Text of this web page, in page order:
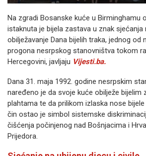
Na zgradi Bosanske kuće u Birminghamu
istaknuta je bijela zastava u znak sjećanja
obilježavanje Dana bijelih traka, jednog od
progona nesrpskog stanovništva tokom
Hercegovini, javljaju Vijesti.ba.
Dana 31. maja 1992. godine nesrpskim
naređeno je da svoje kuće obilježe bijelim
plahtama te da prilikom izlaska nose
čin ostao je simbol sistemske
čišćenja počinjenog nad Bošnjacima i
Prijedora.